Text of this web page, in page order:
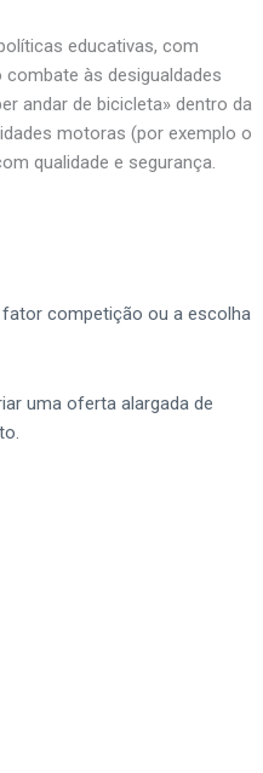
educativas, com
às desigualdades
andar de bicicleta» dentro da
motoras (por exemplo o
qualidade e segurança.
fator competição ou a escolha
uma oferta alargada de